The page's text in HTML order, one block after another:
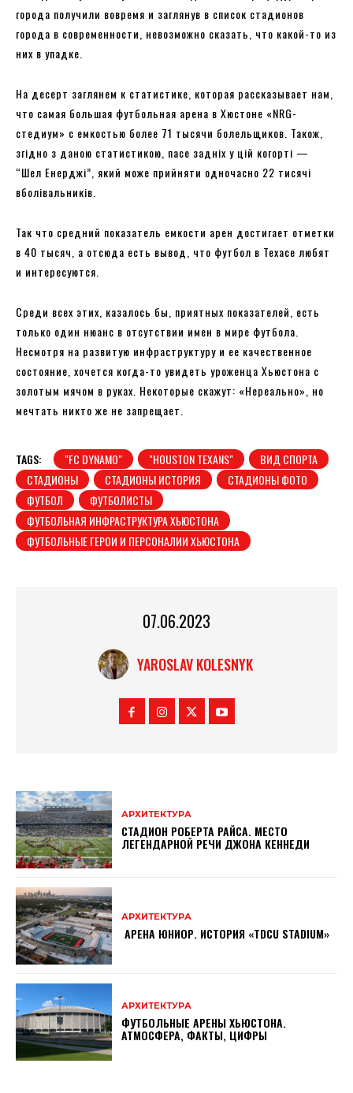
города получили вовремя и заглянув в список стадионов
города в современности, невозможно сказать, что какой-то из
них в упадке.
На десерт заглянем к статистике, которая рассказывает нам,
что самая большая футбольная арена в Хюстоне «NRG-
стедиум» с емкостью более 71 тысячи болельщиков. Також,
згідно з даною статистикою, пасе задніх у цій когорті —
“Шел Енерджі”, який може прийняти одночасно 22 тисячі
вболівальників.
Так что средний показатель емкости арен достигает отметки
в 40 тысяч, а отсюда есть вывод, что футбол в Техасе любят
и интересуются.
Среди всех этих, казалось бы, приятных показателей, есть
только один нюанс в отсутствии имен в мире футбола.
Несмотря на развитую инфраструктуру и ее качественное
состояние, хочется когда-то увидеть уроженца Хьюстона с
золотым мячом в руках. Некоторые скажут: «Нереально», но
мечтать никто же не запрещает.
TAGS: "FC DYNAMO" "HOUSTON TEXANS"
ВИД СПОРТА
СТАДИОНЫ
СТАДИОНЫ ИСТОРИЯ
СТАДИОНЫ ФОТО
ФУТБОЛ
ФУТБОЛИСТЫ
ФУТБОЛЬНАЯ ИНФРАСТРУКТУРА ХЬЮСТОНА
ФУТБОЛЬНЫЕ ГЕРОИ И ПЕРСОНАЛИИ ХЬЮСТОНА
07.06.2023
YAROSLAV KOLESNYK
АРХИТЕКТУРА
СТАДИОН РОБЕРТА РАЙСА. МЕСТО
ЛЕГЕНДАРНОЙ РЕЧИ ДЖОНА КЕННЕДИ
АРХИТЕКТУРА
АРЕНА ЮНИОР. ИСТОРИЯ «TDCU STADIUM»
АРХИТЕКТУРА
ФУТБОЛЬНЫЕ АРЕНЫ ХЬЮСТОНА.
АТМОСФЕРА, ФАКТЫ, ЦИФРЫ